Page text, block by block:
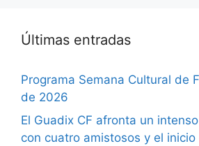
Últimas entradas
Programa Semana Cultural de
de 2026
El Guadix CF afronta un
con cuatro amistosos y el